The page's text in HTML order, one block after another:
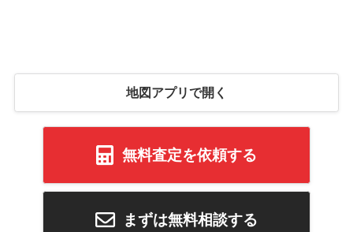
地図アプリで開く
無料査定を依頼する
まずは無料相談する